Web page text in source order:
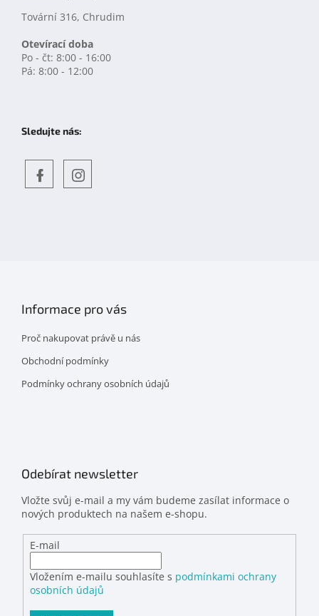
Tovární 316, Chrudim
Otevírací doba
Po - čt: 8:00 - 16:00
Pá: 8:00 - 12:00
Sledujte nás:
Informace pro vás
Proč nakupovat právě u nás
Obchodní podmínky
Podmínky ochrany osobních údajů
Odebírat newsletter
Vložte svůj e-mail a my vám budeme zasílat informace o
nových produktech na našem e-shopu.
E-mail
Vložením e-mailu souhlasíte s podmínkami ochrany
osobních údajů